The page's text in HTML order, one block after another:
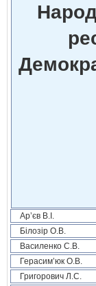
Ар’єв В.І.
Білозір О.В.
Василенко С.В.
Герасим’юк О.В.
Григорович Л.С.